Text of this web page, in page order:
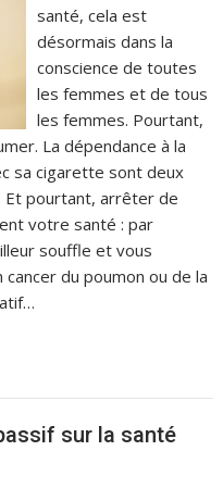
santé, cela est
désormais dans la
conscience de toutes
les femmes et de tous
les femmes. Pourtant,
La dépendance à la
sa cigarette sont deux
Et pourtant, arrêter de
votre santé : par
souffle et vous
cancer du poumon ou de la
sur la santé